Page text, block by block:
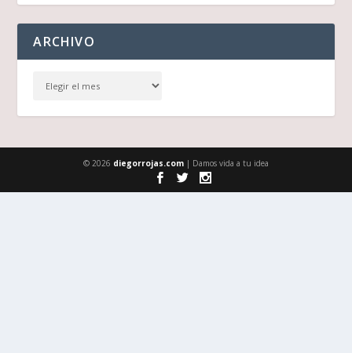
ARCHIVO
© 2026 diegorrojas.com | Damos vida a tu idea